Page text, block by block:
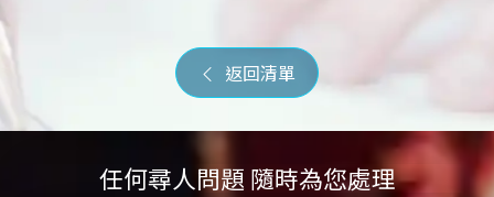
返回清單
任何尋人問題 隨時為您處理